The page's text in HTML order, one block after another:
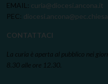
EMAIL: curia@diocesi.ancona.it
PEC:
CONTATTACI
La curia è aperta al pubblico nei
8.30 alle ore 12.30.